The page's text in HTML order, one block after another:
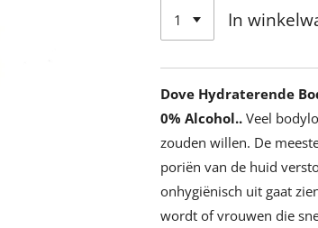
In
Dove Hydraterende
0% Alcohol.. Veel
zouden willen. De
poriën van de huid
onhygiënisch uit gaat
wordt of vrouwen die